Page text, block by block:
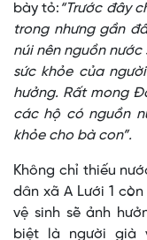
bày tỏ: “Trước đây
trong nhưng gần
núi nên nguồn
sức khỏe của
hưởng. Rất mong
các hộ có nguồn
khỏe cho bà con”.
Không chỉ thiếu
dân xã A Lưới 1
vệ sinh sẽ ảnh
biệt là người già